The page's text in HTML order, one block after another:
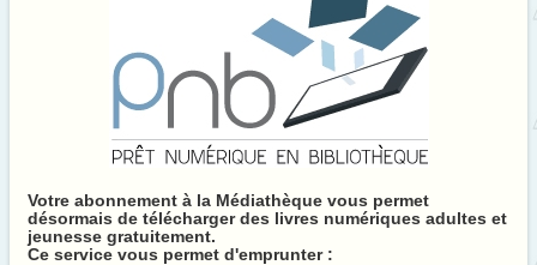
Votre abonnement à la Médiathèque vous permet
désormais de télécharger des livres numériques adultes et
jeunesse gratuitement.
Ce service vous permet d'emprunter :